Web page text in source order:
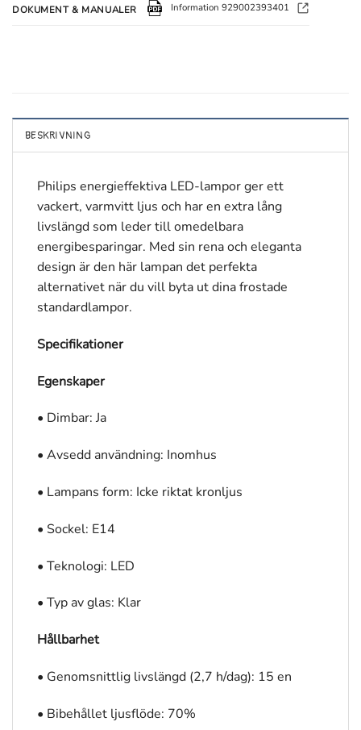
DOKUMENT & MANUALER
Information 929002393401
BESKRIVNING
Philips energieffektiva LED-lampor ger ett
vackert, varmvitt ljus och har en extra lång
livslängd som leder till omedelbara
energibesparingar. Med sin rena och eleganta
design är den här lampan det perfekta
alternativet när du vill byta ut dina frostade
standardlampor.
Specifikationer
Egenskaper
• Dimbar: Ja
• Avsedd användning: Inomhus
• Lampans form: Icke riktat kronljus
• Sockel: E14
• Teknologi: LED
• Typ av glas: Klar
Hållbarhet
• Genomsnittlig livslängd (2,7 h/dag): 15 en
• Bibehållet ljusflöde: 70%